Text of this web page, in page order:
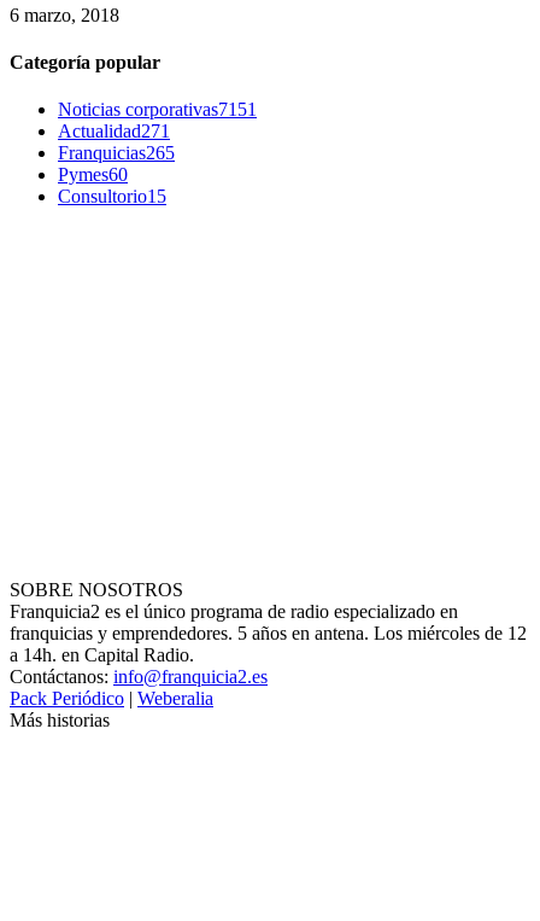
6 marzo, 2018
Categoría popular
Noticias corporativas7151
Actualidad271
Franquicias265
Pymes60
Consultorio15
SOBRE NOSOTROS
Franquicia2 es el único programa de radio especializado en
franquicias y emprendedores. 5 años en antena. Los miércoles de 12
a 14h. en Capital Radio.
Contáctanos: info@franquicia2.es
Pack Periódico | Weberalia
Más historias